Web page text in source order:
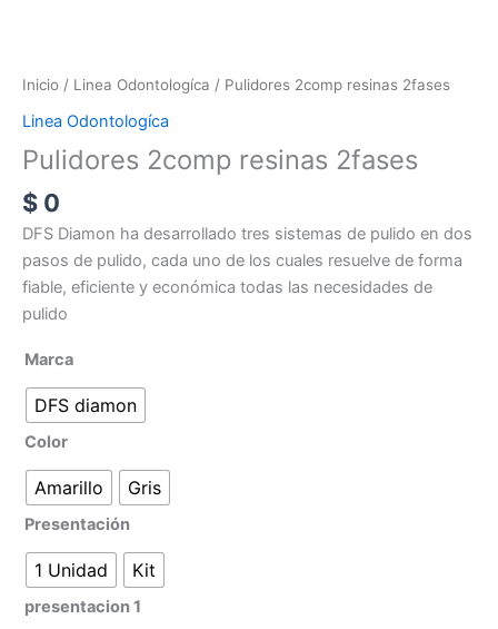
Inicio / Linea Odontologíca / Pulidores 2comp resinas 2fases
Linea Odontologíca
Pulidores 2comp resinas 2fases
$ 0
DFS Diamon ha desarrollado tres sistemas de pulido en dos
pasos de pulido, cada uno de los cuales resuelve de forma
fiable, eficiente y económica todas las necesidades de
pulido
Marca
DFS diamon
Color
Amarillo Gris
Presentación
1 Unidad Kit
presentacion 1